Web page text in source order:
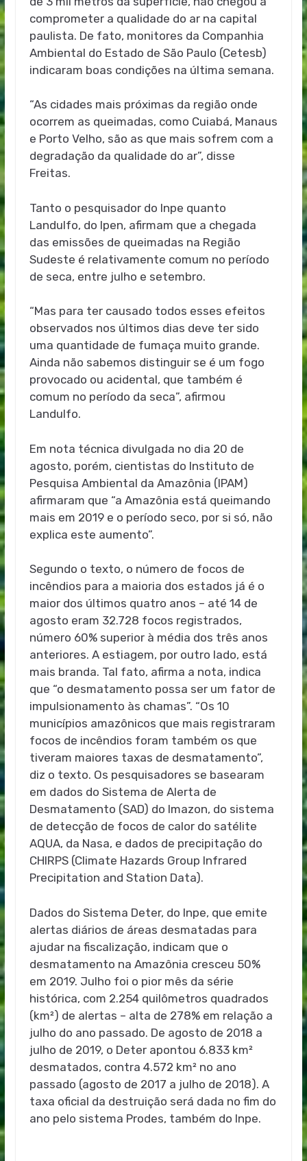
comprometer a qualidade do ar na capital
paulista. De fato, monitores da Companhia
Ambiental do Estado de São Paulo (Cetesb)
indicaram boas condições na última semana.
“As cidades mais próximas da região onde
ocorrem as queimadas, como Cuiabá, Manaus
e Porto Velho, são as que mais sofrem com a
degradação da qualidade do ar”, disse
Freitas.
Tanto o pesquisador do Inpe quanto
Landulfo, do Ipen, afirmam que a chegada
das emissões de queimadas na Região
Sudeste é relativamente comum no período
de seca, entre julho e setembro.
“Mas para ter causado todos esses efeitos
observados nos últimos dias deve ter sido
uma quantidade de fumaça muito grande.
Ainda não sabemos distinguir se é um fogo
provocado ou acidental, que também é
comum no período da seca”, afirmou
Landulfo.
Em nota técnica divulgada no dia 20 de
agosto, porém, cientistas do Instituto de
Pesquisa Ambiental da Amazônia (IPAM)
afirmaram que “a Amazônia está queimando
mais em 2019 e o período seco, por si só, não
explica este aumento”.
Segundo o texto, o número de focos de
incêndios para a maioria dos estados já é o
maior dos últimos quatro anos – até 14 de
agosto eram 32.728 focos registrados,
número 60% superior à média dos três anos
anteriores. A estiagem, por outro lado, está
mais branda. Tal fato, afirma a nota, indica
que “o desmatamento possa ser um fator de
impulsionamento às chamas”. “Os 10
municípios amazônicos que mais registraram
focos de incêndios foram também os que
tiveram maiores taxas de desmatamento”,
diz o texto. Os pesquisadores se basearam
em dados do Sistema de Alerta de
Desmatamento (SAD) do Imazon, do sistema
de detecção de focos de calor do satélite
AQUA, da Nasa, e dados de precipitação do
CHIRPS (Climate Hazards Group Infrared
Precipitation and Station Data).
Dados do Sistema Deter, do Inpe, que emite
alertas diários de áreas desmatadas para
ajudar na fiscalização, indicam que o
desmatamento na Amazônia cresceu 50%
em 2019. Julho foi o pior mês da série
histórica, com 2.254 quilômetros quadrados
(km²) de alertas – alta de 278% em relação a
julho do ano passado. De agosto de 2018 a
julho de 2019, o Deter apontou 6.833 km²
desmatados, contra 4.572 km² no ano
passado (agosto de 2017 a julho de 2018). A
taxa oficial da destruição será dada no fim do
ano pelo sistema Prodes, também do Inpe.